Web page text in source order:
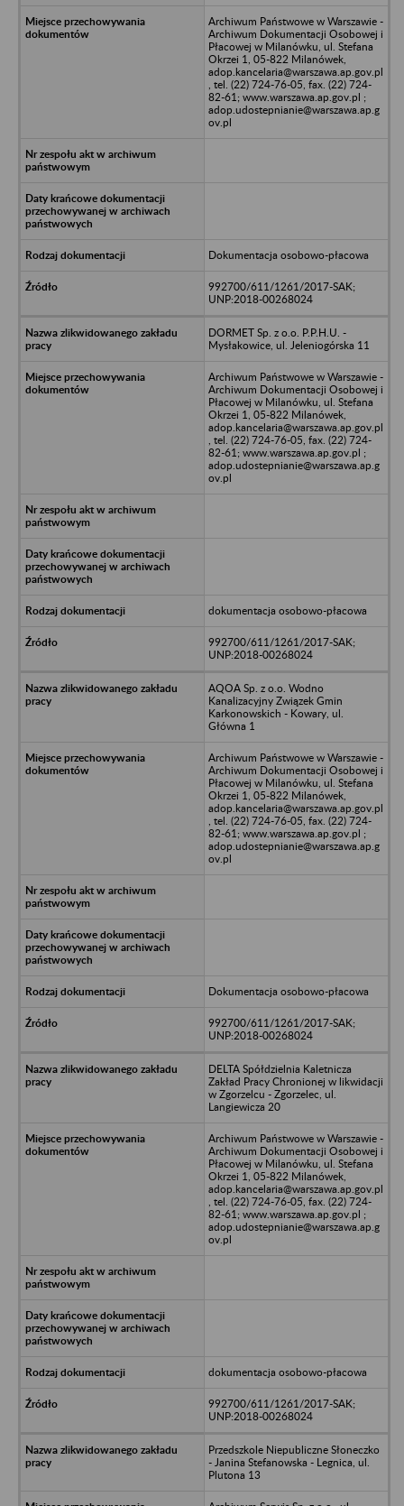
Archiwum Państwowe w Warszawie -
Archiwum Dokumentacji Osobowej i
Płacowej w Milanówku, ul. Stefana
Okrzei 1, 05-822 Milanówek,
adop.kancelaria@warszawa.ap.gov.pl
, tel. (22) 724-76-05, fax. (22) 724-
82-61; www.warszawa.ap.gov.pl ;
adop.udostepnianie@warszawa.ap.g
ov.pl
Dokumentacja osobowo-płacowa
992700/611/1261/2017-SAK;
UNP:2018-00268024
DORMET Sp. z o.o. P.P.H.U. -
Mysłakowice, ul. Jeleniogórska 11
Archiwum Państwowe w Warszawie -
Archiwum Dokumentacji Osobowej i
Płacowej w Milanówku, ul. Stefana
Okrzei 1, 05-822 Milanówek,
adop.kancelaria@warszawa.ap.gov.pl
, tel. (22) 724-76-05, fax. (22) 724-
82-61; www.warszawa.ap.gov.pl ;
adop.udostepnianie@warszawa.ap.g
ov.pl
dokumentacja osobowo-płacowa
992700/611/1261/2017-SAK;
UNP:2018-00268024
AQOA Sp. z o.o. Wodno
Kanalizacyjny Związek Gmin
Karkonowskich - Kowary, ul.
Główna 1
Archiwum Państwowe w Warszawie -
Archiwum Dokumentacji Osobowej i
Płacowej w Milanówku, ul. Stefana
Okrzei 1, 05-822 Milanówek,
adop.kancelaria@warszawa.ap.gov.pl
, tel. (22) 724-76-05, fax. (22) 724-
82-61; www.warszawa.ap.gov.pl ;
adop.udostepnianie@warszawa.ap.g
ov.pl
Dokumentacja osobowo-płacowa
992700/611/1261/2017-SAK;
UNP:2018-00268024
DELTA Spółdzielnia Kaletnicza
Zakład Pracy Chronionej w likwidacji
w Zgorzelcu - Zgorzelec, ul.
Langiewicza 20
Archiwum Państwowe w Warszawie -
Archiwum Dokumentacji Osobowej i
Płacowej w Milanówku, ul. Stefana
Okrzei 1, 05-822 Milanówek,
adop.kancelaria@warszawa.ap.gov.pl
, tel. (22) 724-76-05, fax. (22) 724-
82-61; www.warszawa.ap.gov.pl ;
adop.udostepnianie@warszawa.ap.g
ov.pl
dokumentacja osobowo-płacowa
992700/611/1261/2017-SAK;
UNP:2018-00268024
Przedszkole Niepubliczne Słoneczko
- Janina Stefanowska - Legnica, ul.
Plutona 13